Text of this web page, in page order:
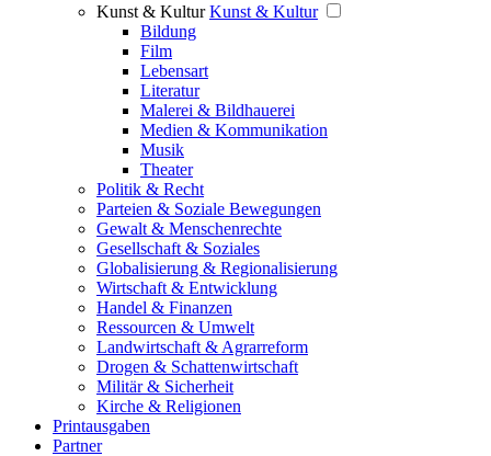
Kunst & Kultur Kunst & Kultur
Bildung
Film
Lebensart
Literatur
Malerei & Bildhauerei
Medien & Kommunikation
Musik
Theater
Politik & Recht
Parteien & Soziale Bewegungen
Gewalt & Menschenrechte
Gesellschaft & Soziales
Globalisierung & Regionalisierung
Wirtschaft & Entwicklung
Handel & Finanzen
Ressourcen & Umwelt
Landwirtschaft & Agrarreform
Drogen & Schattenwirtschaft
Militär & Sicherheit
Kirche & Religionen
Printausgaben
Partner